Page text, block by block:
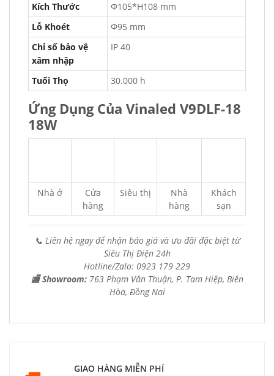
Kích Thước
Φ105*H108 mm
Lỗ Khoét
Φ95 mm
Chỉ số bảo vệ
xâm nhập
IP 40
Tuổi Thọ 30.000 h
Ứng Dụng Của Vinaled V9DLF-18
18W
Nhà ở
Cửa
hàng
Siêu thị
Nhà
hàng
Khách
sạn
📞 Liên hệ ngay để nhận báo giá và ưu đãi đặc biệt từ
Siêu Thị Điện 24h
Hotline/Zalo: 0923 179 229
🏬 Showroom: 763 Phạm Văn Thuận, P. Tam Hiệp, Biên
Hòa, Đồng Nai
GIAO HÀNG MIỄN PHÍ